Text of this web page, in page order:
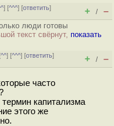
] [^^^] [ответить]
+ / –
люди готовы
текст свёрнут, показать
^^] [^^^] [ответить]
+ / –
часто
капитализма
этого же